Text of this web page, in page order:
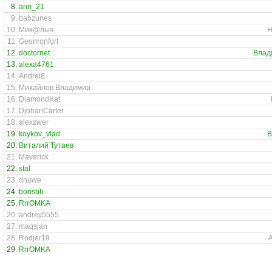
8. anri_21
9. babzunes
10. Мих@лыч
11. Geonronfort
12. doctornet
13. alexa4761
14. Andrei8
15. Михайлов Владимир
16. DiamondKat
17. DjohanCarter
18. alexzwer
19. koykov_vlad
20. Виталий Тутаев
21. Maverick
22. stal
23. dnuwe
24. borisbh
25. RrrOMKA
26. andrey5555
27. maqsjan
28. Rodjer19
29. RrrOMKA